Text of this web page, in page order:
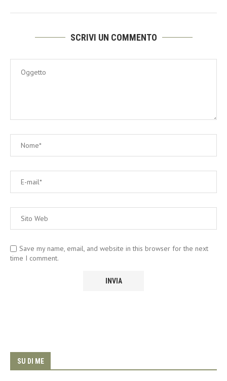
SCRIVI UN COMMENTO
Save my name, email, and website in this browser for the next
time I comment.
SU DI ME